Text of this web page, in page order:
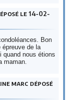
le 14-02-
Bon
de la
quand nous étions
maman.
marc déposé